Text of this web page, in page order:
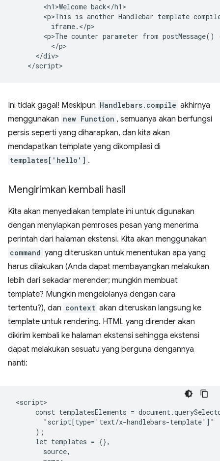
        <h1>Welcome back</h1>
<p>This is another Handlebar template
          iframe.</p>
<p>The counter parameter from postMessage()
          </p>
      </div>
Ini tidak gagal! Meskipun Handlebars.compile akhirnya
menggunakan new Function , semuanya akan berfungsi
persis seperti yang diharapkan, dan kita akan
mendapatkan template yang dikompilasi di
templates['hello'] .
Mengirimkan kembali hasil
Kita akan menyediakan template ini untuk digunakan
dengan menyiapkan pemroses pesan yang menerima
perintah dari halaman ekstensi. Kita akan menggunakan
command yang diteruskan untuk menentukan apa yang
harus dilakukan (Anda dapat membayangkan melakukan
lebih dari sekadar merender; mungkin membuat
template? Mungkin mengelolanya dengan cara
tertentu?), dan context akan diteruskan langsung ke
template untuk rendering. HTML yang dirender akan
dikirim kembali ke halaman ekstensi sehingga ekstensi
dapat melakukan sesuatu yang berguna dengannya
nanti:
<script>
const templatesElements =
        "script[type='text/x-handlebars-template']"
      );
      let templates = {},
        source,